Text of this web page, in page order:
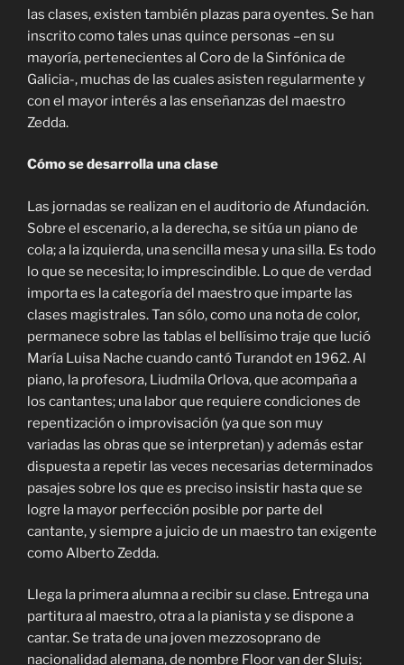
las clases, existen también plazas para oyentes. Se han
inscrito como tales unas quince personas –en su
mayoría, pertenecientes al Coro de la Sinfónica de
Galicia-, muchas de las cuales asisten regularmente y
con el mayor interés a las enseñanzas del maestro
Zedda.
Cómo se desarrolla una clase
Las jornadas se realizan en el auditorio de Afundación.
Sobre el escenario, a la derecha, se sitúa un piano de
cola; a la izquierda, una sencilla mesa y una silla. Es todo
lo que se necesita; lo imprescindible. Lo que de verdad
importa es la categoría del maestro que imparte las
clases magistrales. Tan sólo, como una nota de color,
permanece sobre las tablas el bellísimo traje que lució
María Luisa Nache cuando cantó Turandot en 1962. Al
piano, la profesora, Liudmila Orlova, que acompaña a
los cantantes; una labor que requiere condiciones de
repentización o improvisación (ya que son muy
variadas las obras que se interpretan) y además estar
dispuesta a repetir las veces necesarias determinados
pasajes sobre los que es preciso insistir hasta que se
logre la mayor perfección posible por parte del
cantante, y siempre a juicio de un maestro tan exigente
como Alberto Zedda.
Llega la primera alumna a recibir su clase. Entrega una
partitura al maestro, otra a la pianista y se dispone a
cantar. Se trata de una joven mezzosoprano de
nacionalidad alemana, de nombre Floor van der Sluis;